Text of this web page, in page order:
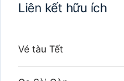
Liên kết hữu ích
Vé tàu Tết